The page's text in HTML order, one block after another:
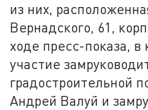
из них,
Вернадского, 61,
ходе пресс-показа, в
участие
градостроительной
Андрей Валуй и